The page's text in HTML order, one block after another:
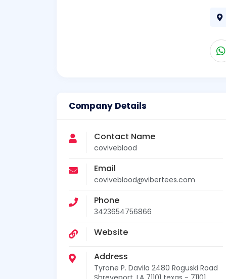
Company Details
Contact Name
coviveblood
Email
coviveblood@vibertees.com
Phone
3423654756866
Website
Address
Tyrone P. Davila 2480 Roguski Road